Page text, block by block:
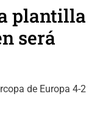
plantilla
será
de Europa 4-2